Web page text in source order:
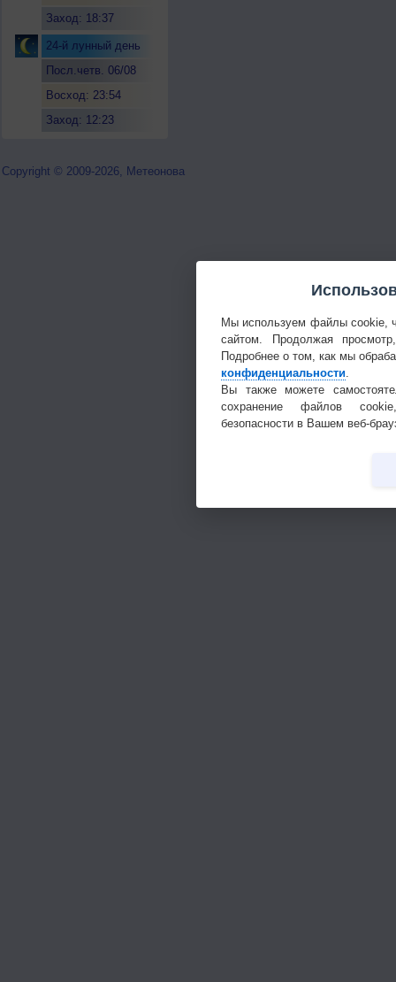
Заход: 18:37
24-й лунный день
Посл.четв. 06/08
Восход: 23:54
Заход: 12:23
Copyright © 2009-2026, Метеонова
Мы используем файлы cookie,
сайтом. Продолжая
Подробнее о том, как мы
конфиденциальности.
Вы также можете
сохранение файлов
безопасности в Вашем веб-